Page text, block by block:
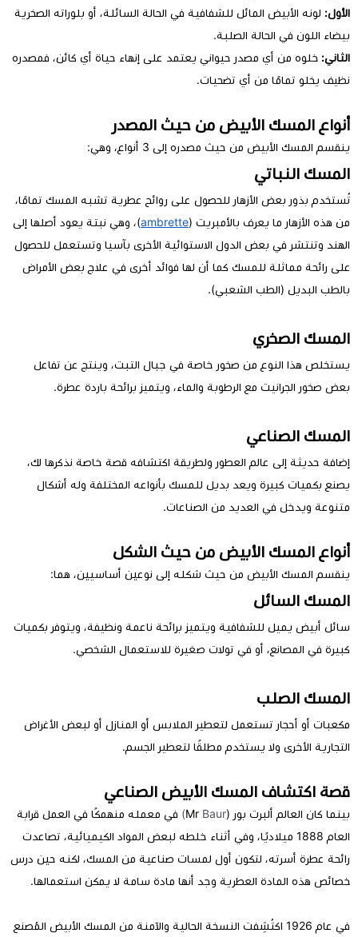
الأول: لونه الأبيض المائل للشفافية في الحالة السائلة، أو بلوراته الصخرية
بيضاء اللون في الحالة الصلبة.
الثاني: خلوه من أي مصدر حيواني يعتمد على إنهاء حياة أي كائن، فمصدره
نظيف يخلو تمامًا من أي تضحيات.
أنواع المسك الأبيض من حيث المصدر
ينقسم المسك الأبيض من حيث مصدره إلى 3 أنواع، وهي:
المسك النباتي
تُستخدم بذور بعض الأزهار للحصول على روائح عطرية تشبه المسك تمامًا،
من هذه الأزهار ما يعرف بالأمبريت (ambrette)، وهي نبتة يعود أصلها إلى
الهند وتنتشر في بعض الدول الاستوائية الأخرى بآسيا وتستعمل للحصول
على رائحة مماثلة للمسك كما أن لها فوائد أخرى في علاج بعض الأمراض
بالطب البديل (الطب الشعبي).
المسك الصخري
يستخلص هذا النوع من صخور خاصة في جبال التبت، وينتج عن تفاعل
بعض صخور الجرانيت مع الرطوبة والماء، ويتميز برائحة باردة عطرة.
المسك الصناعي
إضافة حديثة إلى عالم العطور ولطريقة اكتشافه قصة خاصة نذكرها لك،
يصنع بكميات كبيرة ويعد بديل للمسك بأنواعه المختلفة وله أشكال
متنوعة ويدخل في العديد من الصناعات.
أنواع المسك الأبيض من حيث الشكل
ينقسم المسك الأبيض من حيث شكله إلى نوعين أساسيين، هما:
المسك السائل
سائل أبيض يميل للشفافية ويتميز برائحة ناعمة ونظيفة، ويتوفر بكميات
كبيرة في المصانع، أو في تولات صغيرة للاستعمال الشخصي.
المسك الصلب
مكعبات أو أحجار تستعمل لتعطير الملابس أو المنازل أو لبعض الأغراض
التجارية الأخرى ولا يستخدم مطلقًا لتعطير الجسم.
قصة اكتشاف المسك الأبيض الصناعي
بينما كان العالم ألبرت بور (MrBaur)
في معمله منهمكًا في العمل قرابة
العام 1888 ميلاديًا، وفي أثناء خلطه لبعض المواد الكيميائية، تصاعدت
رائحة عطرة أسرته، لتكون أول لمسات صناعية من المسك، لكنه حين درس
خصائص هذه المادة العطرية وجد أنها مادة سامة لا يمكن استعمالها.
في عام 1926 اكتُشِفت النسخة الحالية والآمنة من المسك الأبيض المُصنع